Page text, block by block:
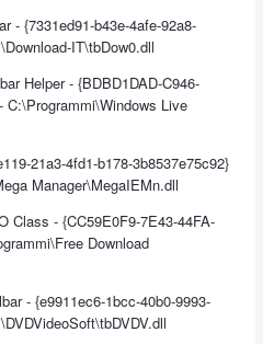
- {7331ed91-b43e-4afe-92a8-
IT\tbDow0.dll
Helper - {BDBD1DAD-C946-
C:\Programmi\Windows Live
21a3-4fd1-b178-3b8537e75c92}
Manager\MegaIEMn.dll
Class - {CC59E0F9-7E43-44FA-
Download
- {e9911ec6-1bcc-40b0-9993-